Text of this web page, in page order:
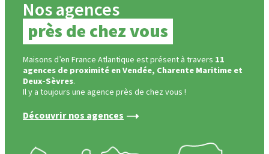
Nos agences
près de chez vous
Maisons d’en France Atlantique est présent à travers 11
agences de proximité en Vendée, Charente Maritime et
Deux-Sèvres.
Il y a toujours une agence près de chez vous !
Découvrir nos agences